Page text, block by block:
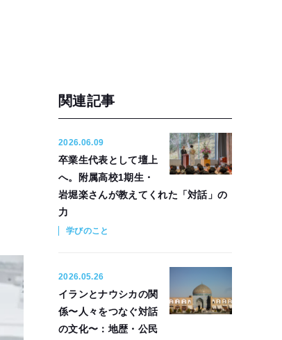
関連記事
2026.06.09
卒業生代表として壇上
へ。附属高校1期生・
岩堀楽さんが教えてくれた「対話」の
力
学びのこと
2026.05.26
イランとナウシカの関
係〜人々をつなぐ対話
の文化〜：地歴・公民